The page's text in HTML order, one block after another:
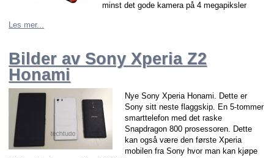
minst det gode kamera på 4 megapiksler
Les mer...
Bilder av Sony Xperia Z2
Honami
Nye Sony Xperia Honami. Dette er
Sony sitt neste flaggskip. En 5-tommer
smarttelefon med det raske
Snapdragon 800 prosessoren. Dette
kan også være den første Xperia
mobilen fra Sony hvor man kan kjøpe